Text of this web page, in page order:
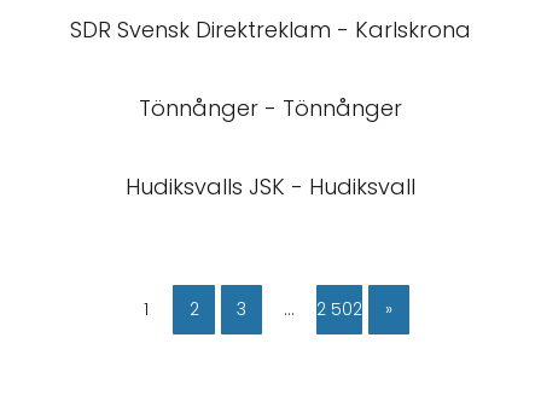
SDR Svensk Direktreklam - Karlskrona
Tönnånger - Tönnånger
Hudiksvalls JSK - Hudiksvall
1 2 3 … 2 502 »